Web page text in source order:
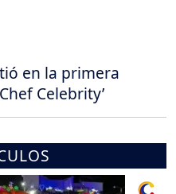
en la primera
Celebrity’